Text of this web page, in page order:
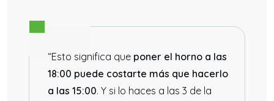
“Esto significa que poner el horno a las
18:00 puede costarte más que hacerlo
a las 15:00. Y si lo haces a las 3 de la